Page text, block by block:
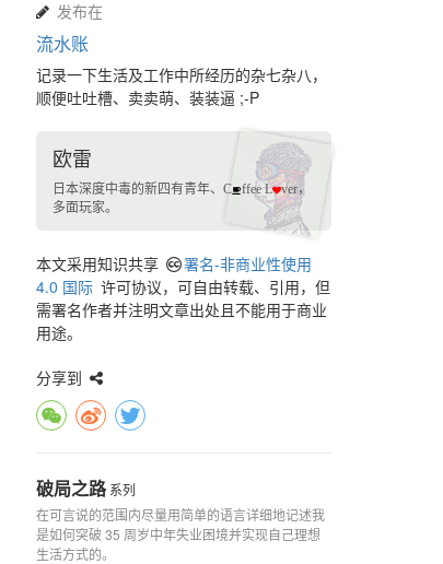
发布在
流水账
记录一下生活及工作中所经历的杂七杂八，
顺便吐吐槽、卖卖萌、装装逼 ;-P
欧雷
日本深度中毒的新四有青年、 C ffee L ver，
多面玩家。
本文采用知识共享
署名-非商业性使用
4.0 国际 许可协议，可自由转载、引用，但
需署名作者并注明文章出处且不能用于商业
用途。
分享到
破局之路系列
在可言说的范围内尽量用简单的语言详细地记述我
是如何突破 35 周岁中年失业困境并实现自己理想
生活方式的。